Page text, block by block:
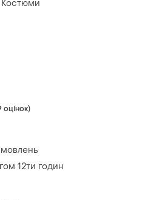
Костюми
оцінок)
12ти годин